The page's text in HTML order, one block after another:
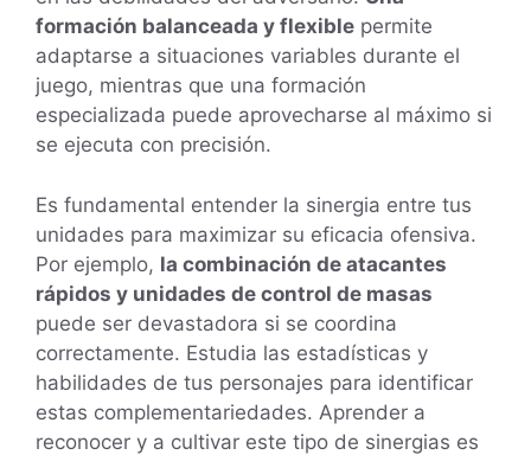
formación balanceada y flexible permite
adaptarse a situaciones variables durante el
juego, mientras que una formación
especializada puede aprovecharse al máximo si
se ejecuta con precisión.
Es fundamental entender la sinergia entre tus
unidades para maximizar su eficacia ofensiva.
Por ejemplo, la combinación de atacantes
rápidos y unidades de control de masas
puede ser devastadora si se coordina
correctamente. Estudia las estadísticas y
habilidades de tus personajes para identificar
estas complementariedades. Aprender a
reconocer y a cultivar este tipo de sinergias es